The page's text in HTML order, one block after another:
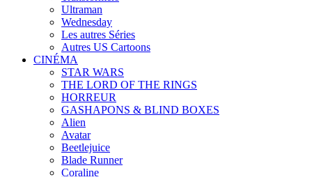
Ultraman
Wednesday
Les autres Séries
Autres US Cartoons
CINÉMA
STAR WARS
THE LORD OF THE RINGS
HORREUR
GASHAPONS & BLIND BOXES
Alien
Avatar
Beetlejuice
Blade Runner
Coraline